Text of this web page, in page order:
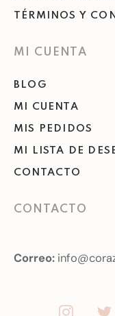
TÉRMINOS Y
MI CUENTA
BLOG
MI CUENTA
MIS PEDIDOS
MI LISTA DE
CONTACTO
CONTACTO
Correo: